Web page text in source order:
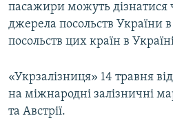
пасажири можуть дізнатися
джерела посольств України
посольств цих країн в
«Укрзалізниця» 14 травня
на міжнародні залізничні
та Австрії.